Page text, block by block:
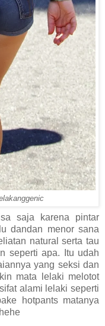
saja karena pintar
dandan menor sana
natural serta tau
seperti apa. Itu udah
yang seksi dan
mata lelaki melotot
alami lelaki seperti
hotpants matanya